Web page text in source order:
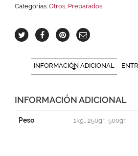
Categorías: Otros Preparados
INFORMACIÓN ADICIONAL
INFORMACIÓN ADICIONAL
Peso 1kg., 250gr., 500gr.